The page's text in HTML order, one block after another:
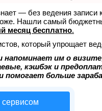
— без ведения
Нашли самый
месяц бесплатно.
который упрощает
напоминает им о
кэшбэк и
помогает больше
сервисом